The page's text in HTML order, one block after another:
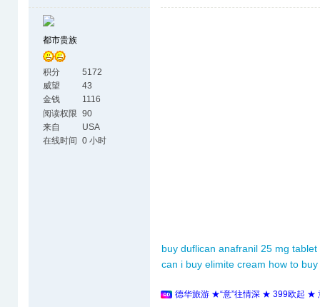
都市贵族
积分
5172
威望
43
金钱
1116
阅读权限 90
来自
USA
在线时间
0 小时
buy duflican anafranil 25 mg tablet
can i buy elimite cream how to
德华旅游 ★“意”往情深 ★ 399欧起 ★